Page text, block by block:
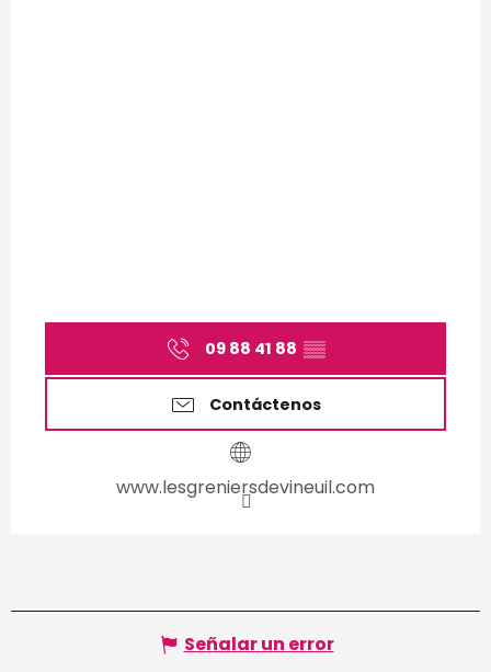
09 88 41 88 ▒▒
Contáctenos
www.lesgreniersdevineuil.com
Señalar un error